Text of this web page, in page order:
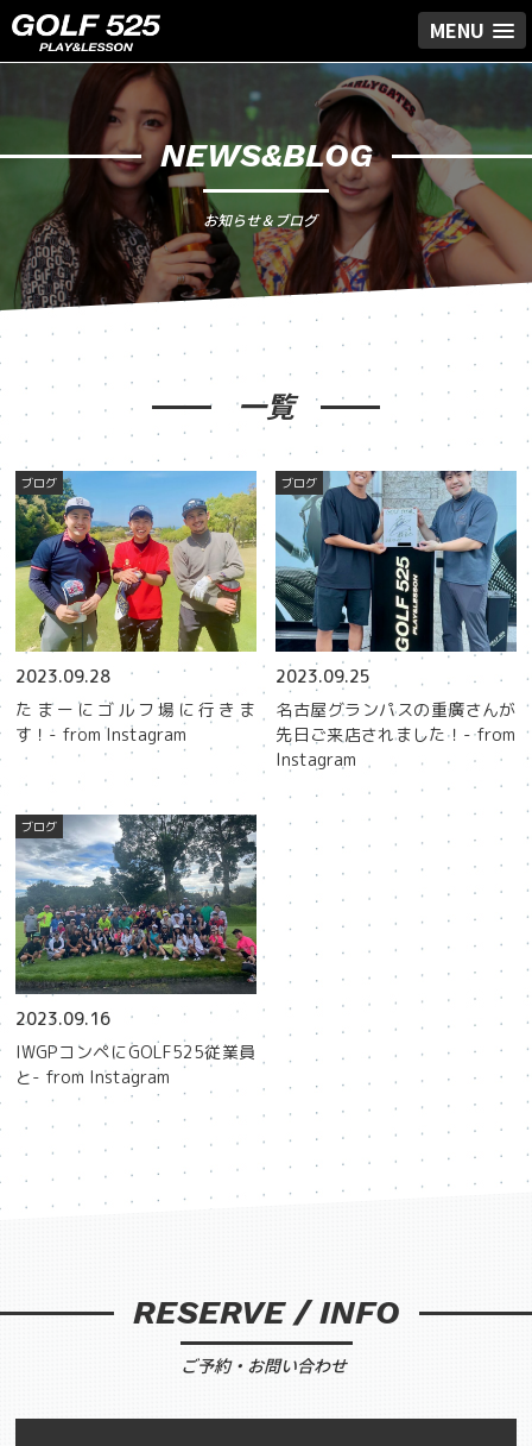
MENU
NEWS&BLOG
お知らせ＆ブログ
一覧
ブログ
2023.09.28
たまーにゴルフ場に行きま
す！- from Instagram
ブログ
2023.09.25
名古屋グランパスの重廣さんが
先日ご来店されました！- from
Instagram
ブログ
2023.09.16
IWGPコンペにGOLF525従業員
と- from Instagram
RESERVE / INFO
ご予約・お問い合わせ